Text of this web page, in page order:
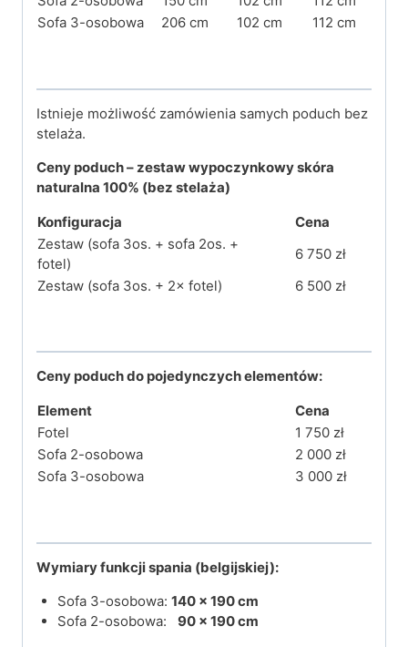
Sofa 3-osobowa
206 cm 102 cm 112 cm
Istnieje możliwość zamówienia samych poduch bez
stelaża.
Ceny poduch– zestaw wypoczynkowy skóra
naturalna 100% (bez stelaża)
Konfiguracja
Cena
Zestaw (sofa 3os. + sofa 2os. +
fotel)
6 750 zł
Zestaw (sofa 3os. + 2× fotel)
6 500 zł
Ceny poduch do pojedynczych elementów:
Element
Cena
Fotel
1 750 zł
Sofa 2-osobowa
2 000 zł
Sofa 3-osobowa
3 000 zł
Wymiary funkcji spania (belgijskiej):
Sofa 3-osobowa: 140 × 190 cm
Sofa 2-osobowa: 90 × 190 cm